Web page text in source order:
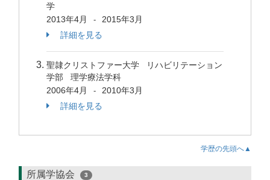
学
2013年4月
-
2015年3月
詳細を見る
聖隷クリストファー大学 リハビリテーション
学部 理学療法学科
2006年4月
-
2010年3月
詳細を見る
学歴の先頭へ▲
所属学協会 3